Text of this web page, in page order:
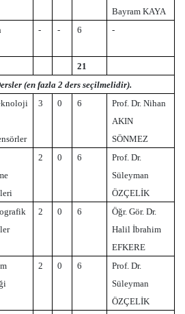
Bayram KAYA
- - 6 -
21
(en fazla 2 ders seçilmelidir).
3 0 6
Prof. Dr. Nihan
AKIN
SÖNMEZ
2 0 6
Prof. Dr.
Süleyman
ÖZÇELİK
2 0 6
Öğr. Gör. Dr.
Halil İbrahim
EFKERE
2 0 6
Prof. Dr.
Süleyman
ÖZÇELİK